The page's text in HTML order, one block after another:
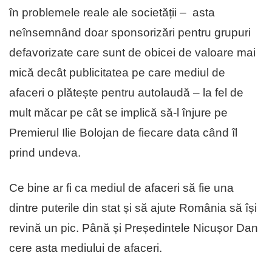
în problemele reale ale societății – asta
neînsemnând doar sponsorizări pentru grupuri
defavorizate care sunt de obicei de valoare mai
mică decât publicitatea pe care mediul de
afaceri o plătește pentru autolaudă – la fel de
mult măcar pe cât se implică să-l înjure pe
Premierul Ilie Bolojan de fiecare data când îl
prind undeva.
Ce bine ar fi ca mediul de afaceri să fie una
dintre puterile din stat și să ajute România să își
revină un pic. Până și Președintele Nicușor Dan
cere asta mediului de afaceri.